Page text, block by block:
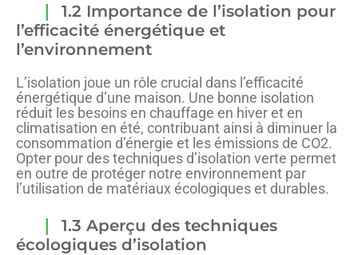
1.2 Importance de l’isolation pour
l’efficacité énergétique et
l’environnement
L’isolation joue un rôle crucial dans l’efficacité
énergétique d’une maison. Une bonne isolation
réduit les besoins en chauffage en hiver et en
climatisation en été, contribuant ainsi à diminuer la
consommation d’énergie et les émissions de CO2.
Opter pour des techniques d’isolation verte permet
en outre de protéger notre environnement par
l’utilisation de matériaux écologiques et durables.
1.3 Aperçu des techniques
écologiques d’isolation